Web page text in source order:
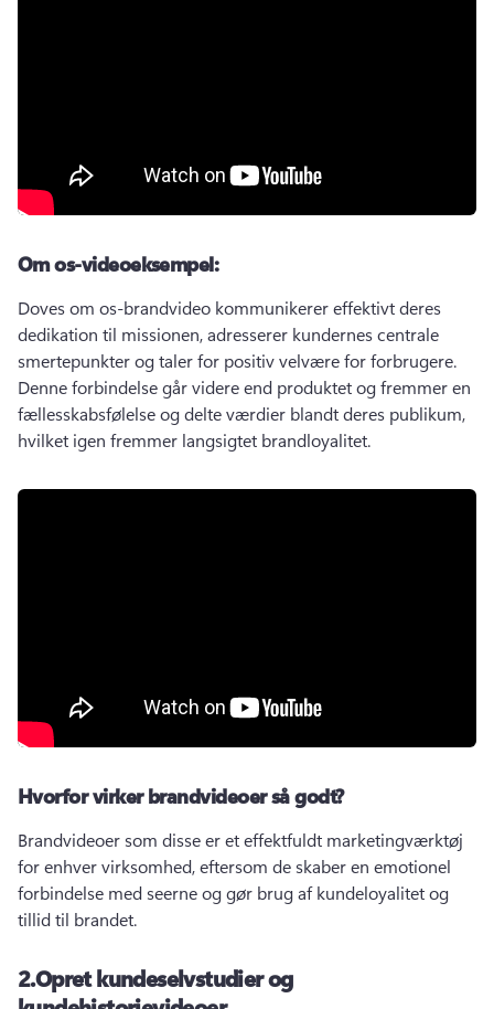
Om os-videoeksempel:
Doves om os-brandvideo kommunikerer effektivt deres
dedikation til missionen, adresserer kundernes centrale
Denne forbindelse går videre end produktet og fremmer en
fællesskabsfølelse og delte værdier blandt deres publikum,
hvilket igen fremmer langsigtet brandloyalitet.
Hvorfor virker brandvideoer så godt?
Brandvideoer som disse er et effektfuldt marketingværktøj
for enhver virksomhed, eftersom de skaber en emotionel
forbindelse med seerne og gør brug af kundeloyalitet og
tillid til brandet.
2.Opret kundeselvstudier og